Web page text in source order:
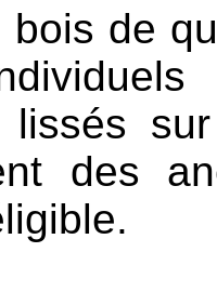
bois de
lissés
des